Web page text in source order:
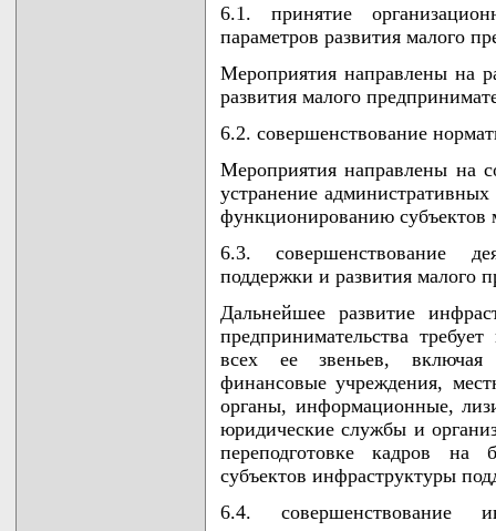
6.1. принятие
параметров развития малого
Мероприятия направлены на
развития малого
6.2. совершенствование
Мероприятия направлены на
устранение
функционированию субъектов
6.3. совершенствование
поддержки и развития малого
Дальнейшее развитие
предпринимательства
всех ее звеньев, включая
финансовые учреждения,
органы, информационные,
юридические службы и
переподготовке кадров
субъектов инфраструктуры
6.4. совершенствование